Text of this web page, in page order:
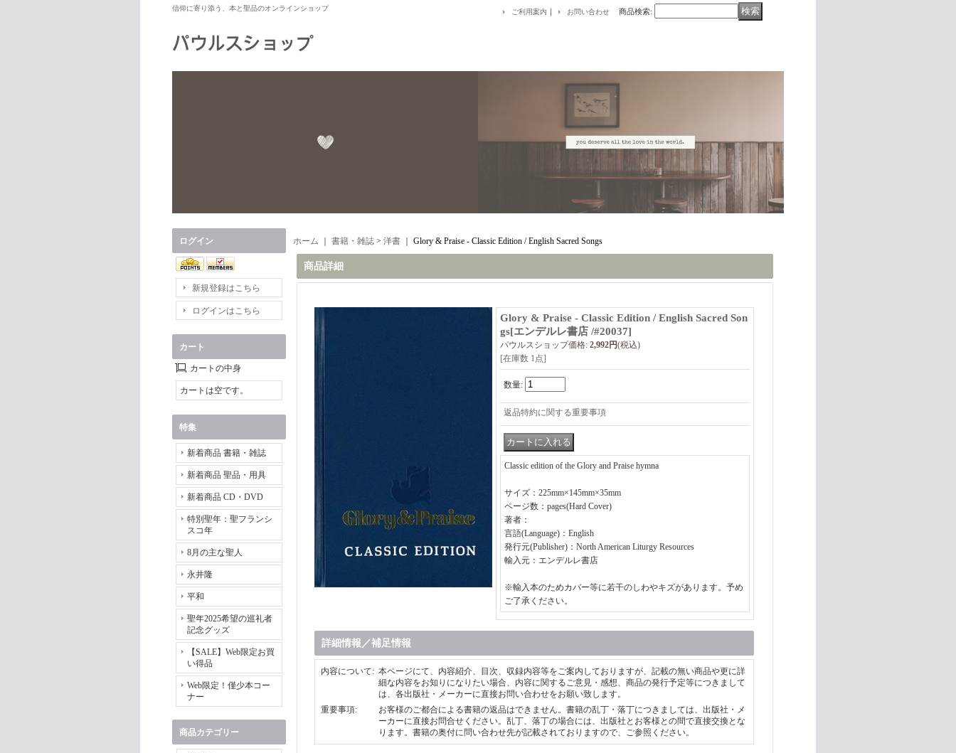
信仰に寄り添う、本と聖品のオンラインショップ ご利用案内 ｜ お問い合わせ 商品検索:
ログイン
新規登録はこちら
ログインはこちら
カート
カートの中身
カートは空です。
特集
新着商品 書籍・雑誌
新着商品 聖品・用具
新着商品 CD・DVD
特別聖年：聖フランシ
スコ年
8月の主な聖人
永井隆
平和
聖年2025希望の巡礼者
記念グッズ
【SALE】Web限定お買
い得品
Web限定！僅少本コー
ナー
商品カテゴリー
ホーム 書籍・雑誌 > 洋書 Glory & Praise - Classic Edition / English Sacred Songs
商品詳細
Glory & Praise - Classic Edition / English Sacred Son
gs[エンデルレ書店 /#20037]
パウルスショップ価格: 2,992円(税込)
[在庫数 1点]
数量:
返品特約に関する重要事項
Classic edition of the Glory and Praise hymna
サイズ：225mm×145mm×35mm
ページ数：pages(Hard Cover)
著者：
言語(Language)：English
発行元(Publisher)：North American Liturgy Resources
輸入元：エンデルレ書店
※輸入本のためカバー等に若干のしわやキズがあります。予め
ご了承ください。
詳細情報／補足情報
内容について: 本ページにて、内容紹介、目次、収録内容等をご案内しておりますが、記載の無い商品や更に詳
細な内容をお知りになりたい場合、内容に関するご意見・感想、商品の発行予定等につきまして
は、各出版社・メーカーに直接お問い合わせをお願い致します。
重要事項:
お客様のご都合による書籍の返品はできません。書籍の乱丁・落丁につきましては、出版社・メ
ーカーに直接お問合せください。乱丁、落丁の場合には、出版社とお客様との間で直接交換とな
ります。書籍の奥付に問い合わせ先が記載されておりますので、ご参照ください。